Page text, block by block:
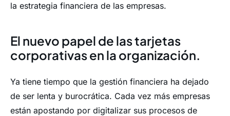
la estrategia financiera de las empresas.
El nuevo papel de las tarjetas
corporativas en la organización.
Ya tiene tiempo que la gestión financiera ha dejado
de ser lenta y burocrática. Cada vez más empresas
están apostando por digitalizar sus procesos de